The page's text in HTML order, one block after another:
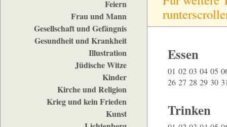
Feiern
Frau und Mann
Gesellschaft und Gefängnis
Gesundheit und Krankheit
Illustration
Jüdische Witze
Kinder
Kirche und Religion
Krieg und kein Frieden
Kunst
Essen
01 02 03 04 05
26 27 28 29 30
Trinken